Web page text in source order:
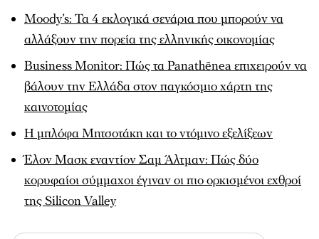
Moody’s: Τα 4 εκλογικά σενάρια που μπορούν να
αλλάξουν την πορεία της ελληνικής οικονομίας
Business Monitor: Πώς τα Panathēnea επιχειρούν να
βάλουν την Ελλάδα στον παγκόσμιο χάρτη της
καινοτομίας
Η μπλόφα Μητσοτάκη και το ντόμινο εξελίξεων
Έλον Μασκ εναντίον Σαμ Άλτμαν: Πώς δύο
κορυφαίοι σύμμαχοι έγιναν οι πιο ορκισμένοι εχθροί
της Silicon Valley